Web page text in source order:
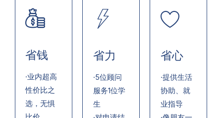
省钱
·业内超高
性价比之
选，无惧
省力
·5位顾问
服务1位学
生
省心
·提供生活
协助、就
业指导